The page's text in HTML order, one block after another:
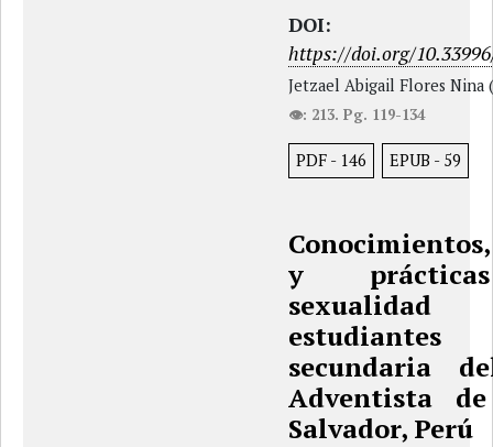
DOI:
https://doi.org/
Jetzael Abigail Flores Nina
👁: 213. Pg. 119-134
PDF - 146 EPUB - 59
y
secundaria
Adventista
Salvador, Perú